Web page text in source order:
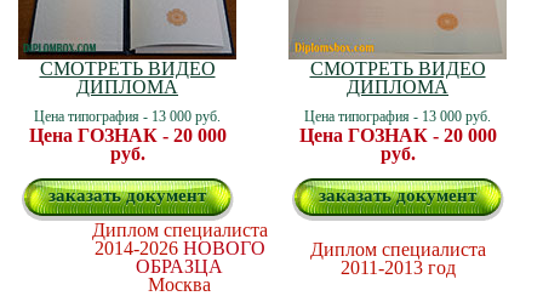
СМОТРЕТЬ ВИДЕО
ДИПЛОМА
Цена типография - 13 000 руб.
Цена ГОЗНАК - 20 000
руб.
заказать документ
СМОТРЕТЬ ВИДЕО
ДИПЛОМА
Цена типография - 13 000 руб.
Цена ГОЗНАК - 20 000
руб.
заказать документ
Диплом специалиста
2014-2026 НОВОГО
ОБРАЗЦА
Москва
Диплом специалиста
2011-2013 год